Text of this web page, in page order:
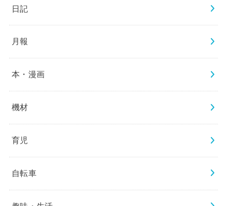
日記
月報
本・漫画
機材
育児
自転車